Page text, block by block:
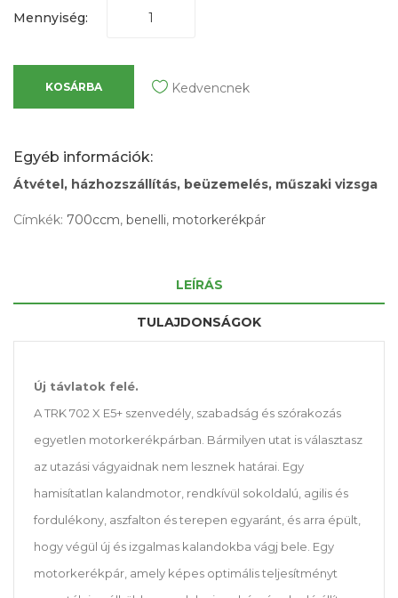
Mennyiség:
KOSÁRBA Kedvencnek
Egyéb információk:
Átvétel, házhozszállítás, beüzemelés, műszaki vizsga
Címkék: 700ccm, benelli, motorkerékpár
LEÍRÁS
TULAJDONSÁGOK
Új távlatok felé.
A TRK 702 X E5+ szenvedély, szabadság és szórakozás
egyetlen motorkerékpárban. Bármilyen utat is választasz
az utazási vágyaidnak nem lesznek határai. Egy
hamisítatlan kalandmotor, rendkívül sokoldalú, agilis és
fordulékony, aszfalton és terepen egyaránt, és arra épült,
hogy végül új és izgalmas kalandokba vágj bele. Egy
motorkerékpár, amely képes optimális teljesítményt